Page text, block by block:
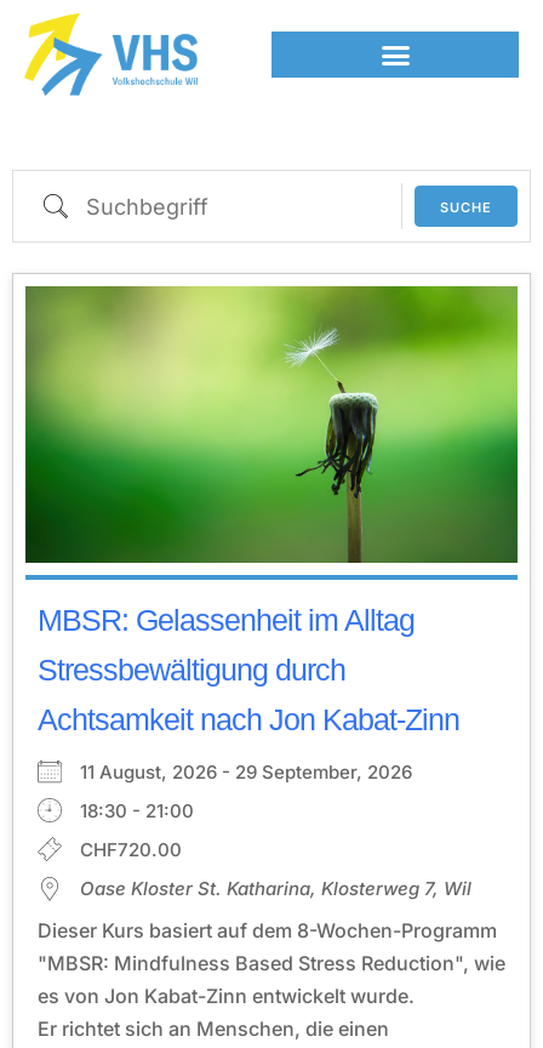
SUCHE
MBSR: Gelassenheit im Alltag
Stressbewältigung durch
Achtsamkeit nach Jon Kabat-Zinn
11 August, 2026 - 29 September, 2026
18:30 - 21:00
CHF720.00
Oase Kloster St. Katharina, Klosterweg 7, Wil
Dieser Kurs basiert auf dem 8-Wochen-Programm
"MBSR: Mindfulness Based Stress Reduction", wie
es von Jon Kabat-Zinn entwickelt wurde.
Er richtet sich an Menschen, die einen